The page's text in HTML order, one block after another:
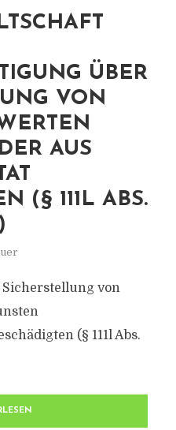
ÜBER
VON
AUS
(§ 111L ABS.
von
(§ 111l Abs.